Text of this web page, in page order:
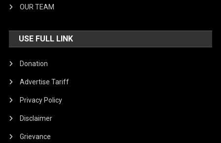
OUR TEAM
USE FULL LINK
Donation
Advertise Tariff
Privacy Policy
Disclaimer
Grievance